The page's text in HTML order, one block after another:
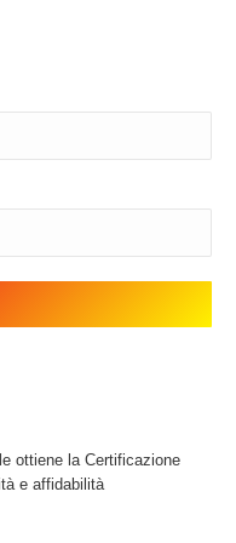
ottiene la Certificazione
e affidabilità